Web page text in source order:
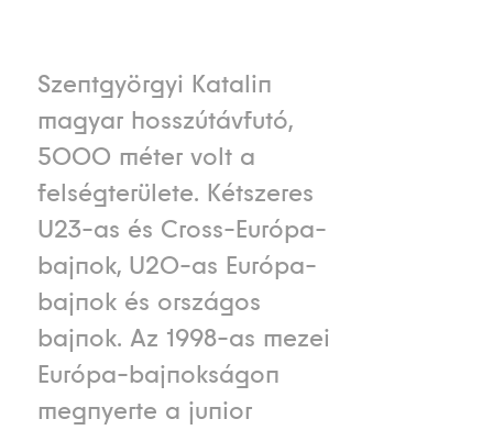
Szentgyörgyi Katalin
magyar hosszútávfutó,
5000 méter volt a
felségterülete. Kétszeres
U23-as és Cross-Európa-
bajnok, U20-as Európa-
bajnok és országos
bajnok. Az 1998-as mezei
Európa-bajnokságon
megnyerte a junior